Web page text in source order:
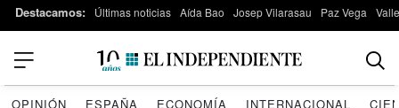
Destacamos: Últimas noticias Aída Bao Josep Vilarasau Paz Vega
OPINIÓN ESPAÑA ECONOMÍA INTERNACIONAL